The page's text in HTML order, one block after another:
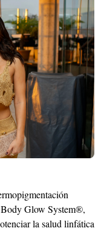
Body Glow System®,
la salud linfática